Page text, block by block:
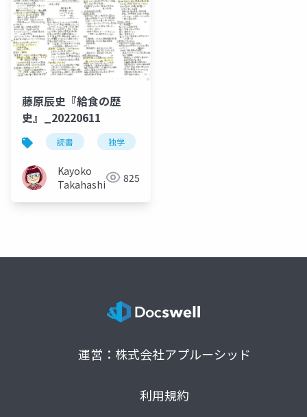
藤原辰史『給食の歴
史』_20220611
読書 独学
Kayoko
Takahashi
825
運営：株式会社アプルーシッド
利用規約